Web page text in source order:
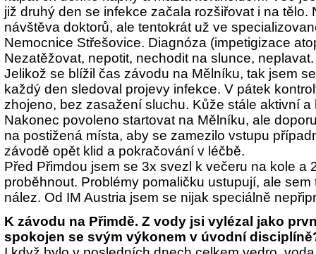
již druhý den se infekce začala rozšiřovat i na tělo.
návštěva doktorů, ale tentokrát už ve
Nemocnice Střešovice. Diagnóza (impetigizace
Nezatěžovat, nepotit, nechodit na slunce, neplavat.
Jelikož se blížil čas závodu na Mělníku, tak jsem
každý den sledoval projevy infekce. V pátek
zhojeno, bez zasažení sluchu. Kůže stále aktivní a
Nakonec povoleno startovat na Mělníku, ale
na postižená místa, aby se zamezilo vstupu
závodě opět klid a pokračování v léčbě.
Před Přimdou jsem se 3x svezl k večeru na kole a
proběhnout. Problémy pomaličku ustupují, ale
nález. Od IM Austria jsem se nijak speciálně
K závodu na Přimdě. Z vody jsi vylézal jako
spokojen se svým výkonem v úvodní